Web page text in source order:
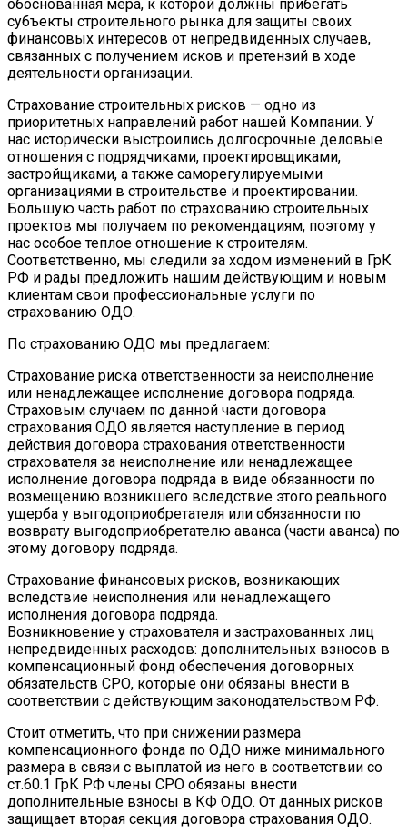
обоснованная мера, к которой должны прибегать
субъекты строительного рынка для защиты своих
финансовых интересов от непредвиденных случаев,
связанных с получением исков и претензий в ходе
деятельности организации.
Страхование строительных рисков — одно из
приоритетных направлений работ нашей Компании. У
нас исторически выстроились долгосрочные деловые
отношения с подрядчиками, проектировщиками,
застройщиками, а также саморегулируемыми
организациями в строительстве и проектировании.
Большую часть работ по страхованию строительных
проектов мы получаем по рекомендациям, поэтому у
нас особое теплое отношение к строителям.
Соответственно, мы следили за ходом изменений в ГрК
РФ и рады предложить нашим действующим и новым
клиентам свои профессиональные услуги по
страхованию ОДО.
По страхованию ОДО мы предлагаем:
Страхование риска ответственности за неисполнение
или ненадлежащее исполнение договора подряда.
Страховым случаем по данной части договора
страхования ОДО является наступление в период
действия договора страхования ответственности
страхователя за неисполнение или ненадлежащее
исполнение договора подряда в виде обязанности по
возмещению возникшего вследствие этого реального
ущерба у выгодоприобретателя или обязанности по
возврату выгодоприобретателю аванса (части аванса) по
этому договору подряда.
Страхование финансовых рисков, возникающих
вследствие неисполнения или ненадлежащего
исполнения договора подряда.
Возникновение у страхователя и застрахованных лиц
непредвиденных расходов: дополнительных взносов в
компенсационный фонд обеспечения договорных
обязательств СРО, которые они обязаны внести в
соответствии с действующим законодательством РФ.
Стоит отметить, что при снижении размера
компенсационного фонда по ОДО ниже минимального
размера в связи с выплатой из него в соответствии со
ст.60.1 ГрК РФ члены СРО обязаны внести
дополнительные взносы в КФ ОДО. От данных рисков
защищает вторая секция договора страхования ОДО.